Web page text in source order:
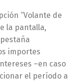
“Volante de
la pantalla,
importes
–en caso
el período a